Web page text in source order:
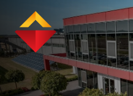
main
content